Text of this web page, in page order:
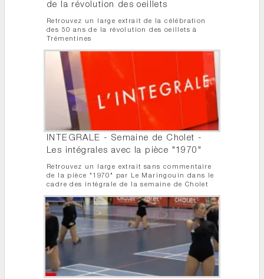
de la révolution des oeillets
Retrouvez un large extrait de la célébration
des 50 ans de la révolution des oeillets à
Trémentines
INTEGRALE - Semaine de Cholet -
Les intégrales avec la pièce "1970"
Retrouvez un large extrait sans commentaire
de la pièce "1970" par Le Maringouin dans le
cadre des intégrale de la semaine de Cholet